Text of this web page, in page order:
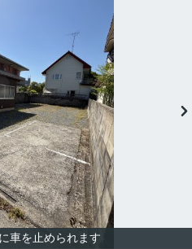
車を止められます